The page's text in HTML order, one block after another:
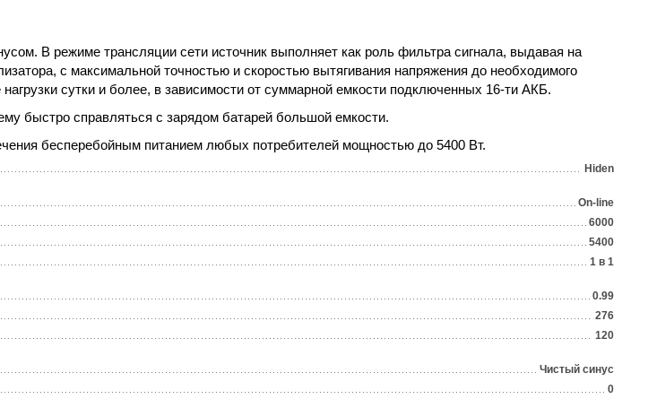
В режиме трансляции сети источник выполняет как роль фильтра сигнала, выдавая на
с максимальной точностью и скоростью вытягивания напряжения до необходимого
сутки и более, в зависимости от суммарной емкости подключенных 16-ти АКБ.
быстро справляться с зарядом батарей большой емкости.
бесперебойным питанием любых потребителей мощностью до 5400 Вт.
Hiden
On-line
6000
5400
1 в 1
0.99
276
120
Чистый синус
0